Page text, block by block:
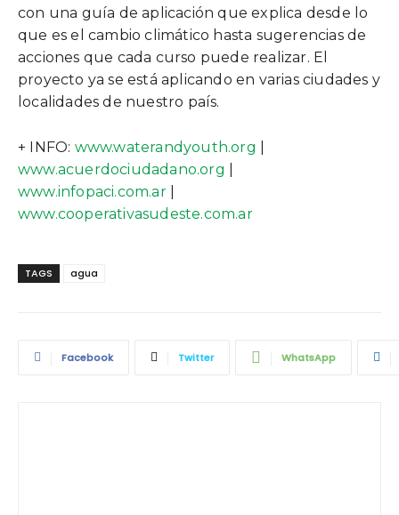
con una guía de aplicación que explica desde lo
que es el cambio climático hasta sugerencias de
acciones que cada curso puede realizar. El
proyecto ya se está aplicando en varias ciudades y
localidades de nuestro país.
+ INFO: www.waterandyouth.org
www.acuerdociudadano.org
www.infopaci.com.ar|
www.cooperativasudeste.com.ar
TAGS agua
Facebook Twitter WhatsApp